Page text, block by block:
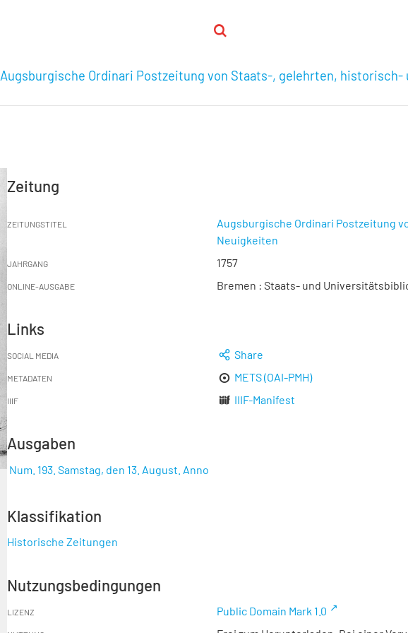
Augsburgische Ordinari Postzeitung von Staats-, gelehrten, historisch-
Zeitung
ZEITUNGSTITEL
Augsburgische Ordinari Postzeitung
Neuigkeiten
JAHRGANG 1757
ONLINE-AUSGABE Bremen : Staats- und
Links
SOCIAL MEDIA Share
METADATEN METS (OAI-PMH)
IIIF IIIF-Manifest
Ausgaben
Num. 193. Samstag, den 13. August. Anno
Klassifikation
Historische Zeitungen
Nutzungsbedingungen
LIZENZ Public Domain Mark 1.0